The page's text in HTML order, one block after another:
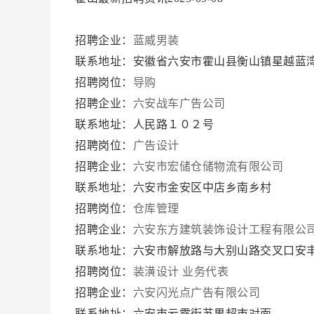
招聘企业：
蓝威男装
联系地址：安徽省六安市霍山县衡山镇星越蓝
招聘岗位： 导购
招聘企业： 六安战车广告公司
联系地址：人民路１０２号
招聘岗位： 广告设计
招聘企业： 六安市宏储仓储物流有限公司
联系地址：六安市金安区中店乡南乡村
招聘岗位： 仓库管理
招聘企业： 六安东方建筑装饰设计工程有限公
联系地址：六安市解放路与大别山路交叉口安
招聘岗位： 装潢设计 业务代表
招聘企业： 六安闪光点广告有限公司